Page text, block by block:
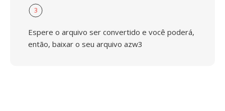
3
Espere o arquivo ser convertido e você poderá,
então, baixar o seu arquivo azw3